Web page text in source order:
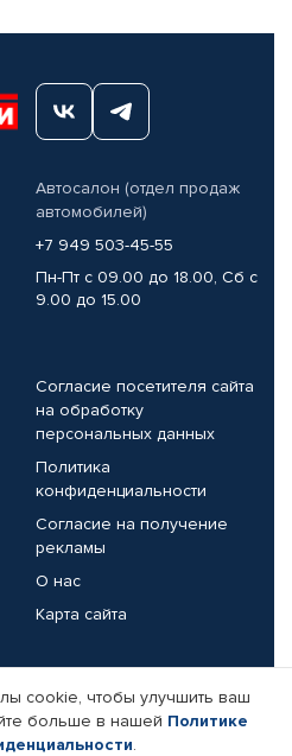
Автосалон (отдел продаж
автомобилей)
+7 949 503-45-55
Пн-Пт с 09.00 до 18.00, Сб с
9.00 до 15.00
Согласие посетителя сайта
на обработку
персональных данных
Политика
конфиденциальности
Согласие на получение
рекламы
О нас
Карта сайта
Реквизиты компании
cookie, чтобы улучшить ваш
больше в нашей Политике
.